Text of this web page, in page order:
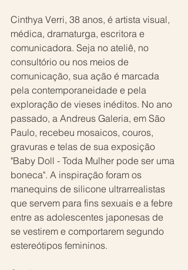
Cinthya Verri, 38 anos, é artista visual,
médica, dramaturga, escritora e
comunicadora. Seja no ateliê, no
consultório ou nos meios de
comunicação, sua ação é marcada
pela contemporaneidade e pela
exploração de vieses inéditos. No ano
passado, a Andreus Galeria, em São
Paulo, recebeu mosaicos, couros,
gravuras e telas de sua exposição
"Baby Doll - Toda Mulher pode ser uma
boneca". A inspiração foram os
manequins de silicone ultrarrealistas
que servem para fins sexuais e a febre
entre as adolescentes japonesas de
se vestirem e comportarem segundo
estereótipos femininos.